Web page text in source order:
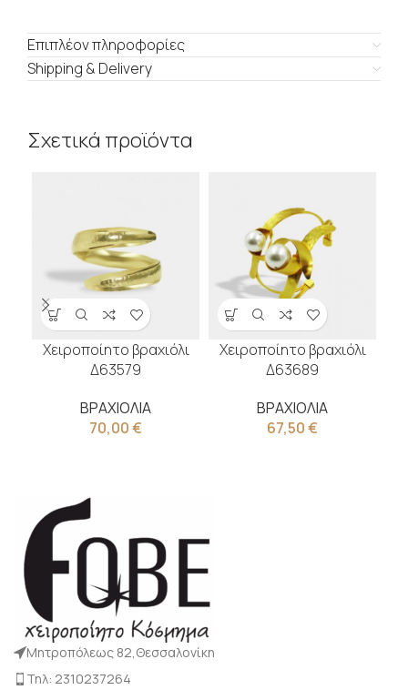
Επιπλέον πληροφορίες
Shipping & Delivery
Σχετικά προϊόντα
Χειροποίητο βραχιόλι
Δ63579
ΒΡΑΧΙΟΛΙΑ
70,00€
Χειροποίητο βραχιόλι
Δ63689
ΒΡΑΧΙΟΛΙΑ
67,50€
Μητροπόλεως 82,Θεσσαλονίκη
Τηλ: 2310237264